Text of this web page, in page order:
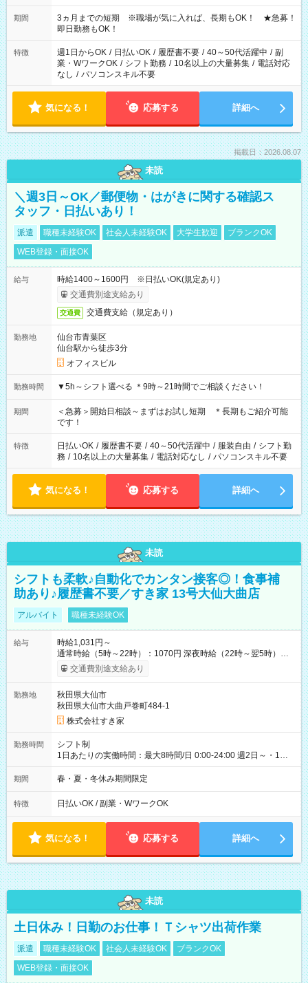
働く時間は調整できます！ お気軽に担当へ相談ください！
期間
3ヵ月までの短期 ※職場が気に入れば、長期もOK！ ★急募！
即日勤務もOK！
特徴 週1日からOK / 日払いOK / 履歴書不要 / 40～50代活躍中 / 副
業・WワークOK / シフト勤務 / 10名以上の大量募集 / 電話対応
なし / パソコンスキル不要
気になる！ 応募する 詳細へ
掲載日：2026.08.07
未読
＼週3日～OK／郵便物・はがきに関する確認ス
タッフ・日払いあり！
派遣 職種未経験OK 社会人未経験OK 大学生歓迎
ブランクOK
WEB登録・面接OK
給与
時給1400～1600円 ※日払いOK(規定あり)
交通費別途支給あり
交通費 交通費支給（規定あり）
勤務地
仙台市青葉区
仙台駅から徒歩3分
オフィスビル
勤務時間 ▼5h～シフト選べる ＊9時～21時間でご相談ください！
期間
＜急募＞開始日相談～まずはお試し短期 ＊長期もご紹介可能
です！
特徴 日払いOK / 履歴書不要 / 40～50代活躍中 / 服装自由 / シフト勤
務 / 10名以上の大量募集 / 電話対応なし / パソコンスキル不要
気になる！ 応募する 詳細へ
未読
シフトも柔軟♪自動化でカンタン接客◎！食事補
助あり♪履歴書不要／すき家 13号大仙大曲店
アルバイト 職種未経験OK
給与
時給1,031円～
通常時給（5時～22時）：1070円 深夜時給（22時～翌5時）：
1378円 高校生時給：1031円 【特別手当】早朝手当（5：00-9：
00）時給+150円 【試用期間】試用期間あり 試用期間の長さ：1
30日（※条件変更なし）ですが、切り上げで一ヶ月とさせてい
ただきます。 研修制度あり：15時間(研修中も同時給）
交通費別途支給あり
勤務地
秋田県大仙市
秋田県大仙市大曲戸巻町484-1
株式会社すき家
勤務時間
シフト制
1日あたりの実働時間：最大8時間/日 0:00-24:00 週2日～・1日
2h～OK ＜シフト例＞ 〇朝帯 5:00-9:00 〇昼帯 9:00-14:00 〇午
後帯 14:00-18:00 〇夜帯 18:00-22:00 〇深夜帯 22:00-翌5:00 基
ます♪
期間 春・夏・冬休み期間限定
特徴 日払いOK / 副業・WワークOK
気になる！ 応募する 詳細へ
未読
土日休み！日勤のお仕事！Ｔシャツ出荷作業
派遣 職種未経験OK 社会人未経験OK
ブランクOK
WEB登録・面接OK